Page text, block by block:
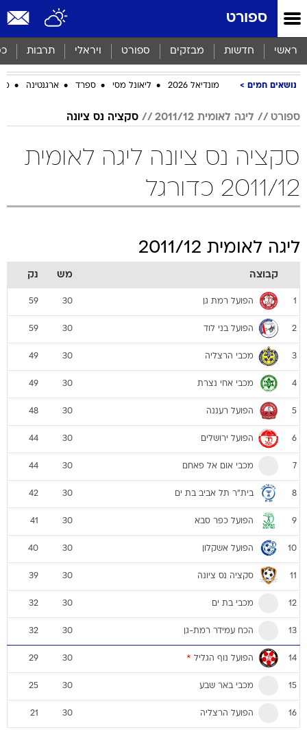
ספורט
ראשי חדשות מבזקים ספורט ויראלי תרבות
נושאים חמים מונדיאל 2026 ליאונל מסי ספרד ארגנטינה
ספורט ליגה לאומית 2011/12 סקציה נס ציונה
סקציה נס ציונה ליגה לאומית
2011/12 כדורגל
ליגה לאומית 2011/12
קבוצה מש נק
1 הפועל רמת גן 30
59
2 הפועל בני לוד 30
59
3 מכבי הרצליה 30
49
4 מכבי אחי נצרת 30
49
5 הפועל רעננה 30
48
6 הפועל ירושלים 30
44
7 מכבי אום אל פאחם 30
44
8 בית"ר תל אביב בת ים 30
42
9 הפועל כפר סבא 30
41
10 הפועל אשקלון 30
40
11 סקציה נס ציונה 30
39
12 מכבי בת ים 30
32
13 הכח עמידר רמת-גן 30
32
14 הפועל נוף הגליל *
30
29
15 מכבי באר שבע 30
25
16 הפועל הרצליה 30
21